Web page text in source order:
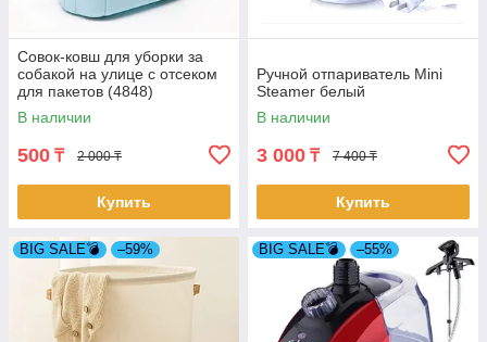
Совок-ковш для уборки за
собакой на улице с отсеком
для пакетов (4848)
В наличии
500 ₸ 2 000 ₸
Купить
Ручной отпариватель Mini
Steamer белый
В наличии
3 000 ₸ 7 400 ₸
Купить
BIG SALE💣 –59% BIG SALE💣 –55%